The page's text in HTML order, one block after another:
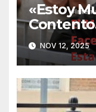
«Estoy
NOV 12, 2025